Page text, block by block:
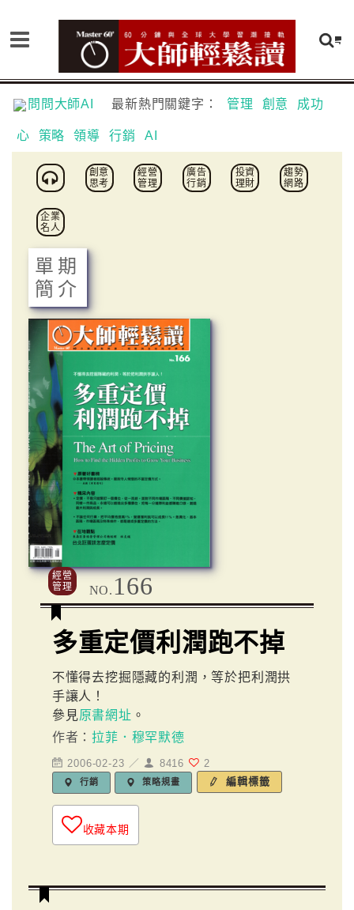
問問大師AI 最新熱門關鍵字： 管理 創意 成功
心 策略 領導 行銷 AI
創意
思考
經營
管理
廣告
行銷
投資
理財
趨勢
網路
企業
名人
單期
簡介
經營
管理
NO. 166
多重定價利潤跑不掉
不懂得去挖掘隱藏的利潤，等於把利潤拱
手讓人！
參見原書網址 。
作者：拉菲．穆罕默德
2006-02-23 ／ 8416 2
行銷 策略規畫 編輯標籤
收藏本期